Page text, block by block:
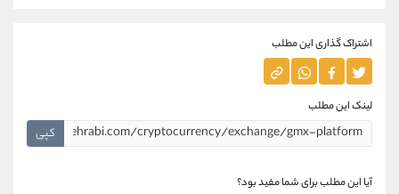
اشتراک گذاری این مطلب
لینک این مطلب
کپی
آیا این مطلب برای شما مفید بود؟